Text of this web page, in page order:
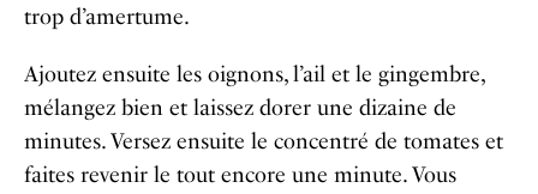
trop d’amertume.
Ajoutez ensuite les oignons, l’ail et le gingembre,
mélangez bien et laissez dorer une dizaine de
minutes. Versez ensuite le concentré de tomates et
faites revenir le tout encore une minute. Vous